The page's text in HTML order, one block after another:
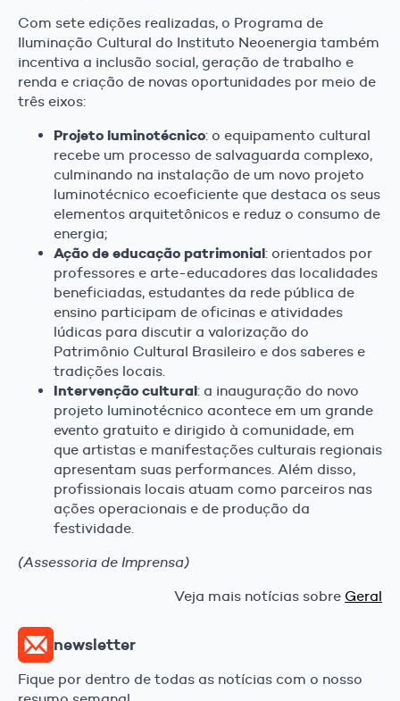
Com sete edições realizadas, o Programa de
Iluminação Cultural do Instituto Neoenergia também
incentiva a inclusão social, geração de trabalho e
renda e criação de novas oportunidades por meio de
três eixos:
Projeto luminotécnico: o equipamento cultural
recebe um processo de salvaguarda complexo,
culminando na instalação de um novo projeto
luminotécnico ecoeficiente que destaca os seus
elementos arquitetônicos e reduz o consumo de
energia;
Ação de educação patrimonial: orientados por
professores e arte-educadores das localidades
beneficiadas, estudantes da rede pública de
ensino participam de oficinas e atividades
lúdicas para discutir a valorização do
Patrimônio Cultural Brasileiro e dos saberes e
tradições locais.
Intervenção cultural: a inauguração do novo
projeto luminotécnico acontece em um grande
evento gratuito e dirigido à comunidade, em
que artistas e manifestações culturais regionais
apresentam suas performances. Além disso,
profissionais locais atuam como parceiros nas
ações operacionais e de produção da
festividade.
(Assessoria de Imprensa)
Veja mais notícias sobre Geral
newsletter
Fique por dentro de todas as notícias com o nosso